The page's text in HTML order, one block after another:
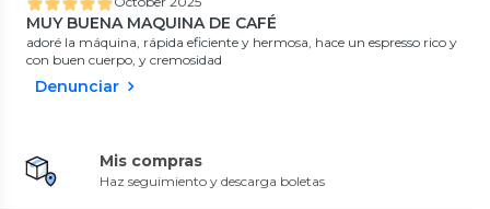
MUY BUENA MAQUINA DE CAFÉ
adoré la máquina, rápida eficiente y hermosa, hace un espresso rico y
con buen cuerpo, y cremosidad
Denunciar
Mis compras
Haz seguimiento y descarga boletas